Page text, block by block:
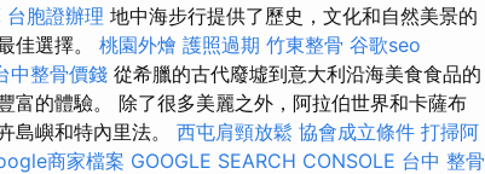
台胞證辦理 地中海步行提供了歷史，文化和自然美景的
佳選擇。 桃園外燴 護照過期 竹東整骨 谷歌seo
中整骨價錢 從希臘的古代廢墟到意大利沿海美食食品的
富的體驗。 除了很多美麗之外，阿拉伯世界和卡薩布
島嶼和特內里法。 西屯肩頸放鬆 協會成立條件 打掃阿
商家檔案 GOOGLE SEARCH CONSOLE 台中 整骨